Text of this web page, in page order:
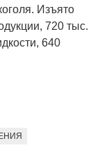
Изъято
720 тыс.
640